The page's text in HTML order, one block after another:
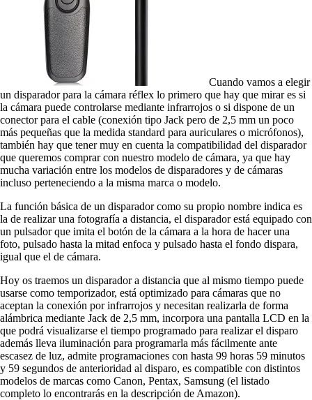
Cuando vamos a elegir
un disparador para la cámara réflex lo primero que hay que mirar es si
la cámara puede controlarse mediante infrarrojos o si dispone de un
conector para el cable (conexión tipo Jack pero de 2,5 mm un poco
más pequeñas que la medida standard para auriculares o micrófonos),
también hay que tener muy en cuenta la compatibilidad del disparador
que queremos comprar con nuestro modelo de cámara, ya que hay
mucha variación entre los modelos de disparadores y de cámaras
incluso perteneciendo a la misma marca o modelo.
La función básica de un disparador como su propio nombre indica es
la de realizar una fotografía a distancia, el disparador está equipado con
un pulsador que imita el botón de la cámara a la hora de hacer una
foto, pulsado hasta la mitad enfoca y pulsado hasta el fondo dispara,
igual que el de cámara.
Hoy os traemos un disparador a distancia que al mismo tiempo puede
usarse como temporizador, está optimizado para cámaras que no
aceptan la conexión por infrarrojos y necesitan realizarla de forma
alámbrica mediante Jack de 2,5 mm, incorpora una pantalla LCD en la
que podrá visualizarse el tiempo programado para realizar el disparo
además lleva iluminación para programarla más fácilmente ante
escasez de luz, admite programaciones con hasta 99 horas 59 minutos
y 59 segundos de anterioridad al disparo, es compatible con distintos
modelos de marcas como Canon, Pentax, Samsung (el listado
completo lo encontrarás en la descripción de Amazon).